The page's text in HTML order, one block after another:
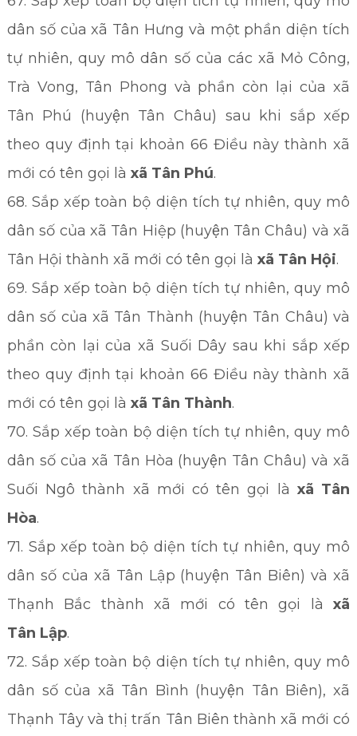
dân số của xã Tân Hưng và một phần diện tích
tự nhiên, quy mô dân số của các xã Mỏ Công,
Trà Vong, Tân Phong và phần còn lại của xã
Tân Phú (huyện Tân Châu) sau khi sắp xếp
theo quy định tại khoản 66 Điều này thành xã
mới có tên gọi là xã Tân Phú.
68. Sắp xếp toàn bộ diện tích tự nhiên, quy mô
dân số của xã Tân Hiệp (huyện Tân Châu) và xã
Tân Hội thành xã mới có tên gọi là xã Tân Hội.
69. Sắp xếp toàn bộ diện tích tự nhiên, quy mô
dân số của xã Tân Thành (huyện Tân Châu) và
phần còn lại của xã Suối Dây sau khi sắp xếp
theo quy định tại khoản 66 Điều này thành xã
mới có tên gọi là xã Tân Thành.
70. Sắp xếp toàn bộ diện tích tự nhiên, quy mô
dân số của xã Tân Hòa (huyện Tân Châu) và xã
Suối Ngô thành xã mới có tên gọi là xã Tân
Hòa.
71. Sắp xếp toàn bộ diện tích tự nhiên, quy mô
dân số của xã Tân Lập (huyện Tân Biên) và xã
Thạnh Bắc thành xã mới có tên gọi làxã
Tân Lập.
72. Sắp xếp toàn bộ diện tích tự nhiên, quy mô
dân số của xã Tân Bình (huyện Tân Biên), xã
Thạnh Tây và thị trấn Tân Biên thành xã mới có